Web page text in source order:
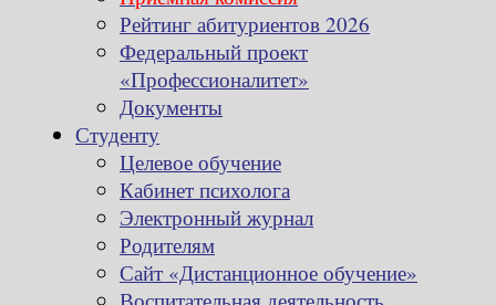
Рейтинг абитуриентов 2026
Федеральный проект
«Профессионалитет»
Документы
Студенту
Целевое обучение
Кабинет психолога
Электронный журнал
Родителям
Сайт «Дистанционное обучение»